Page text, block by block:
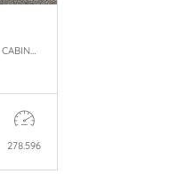
35S10SV DUBBELE CABINE OPEN LAADBAK
278.596